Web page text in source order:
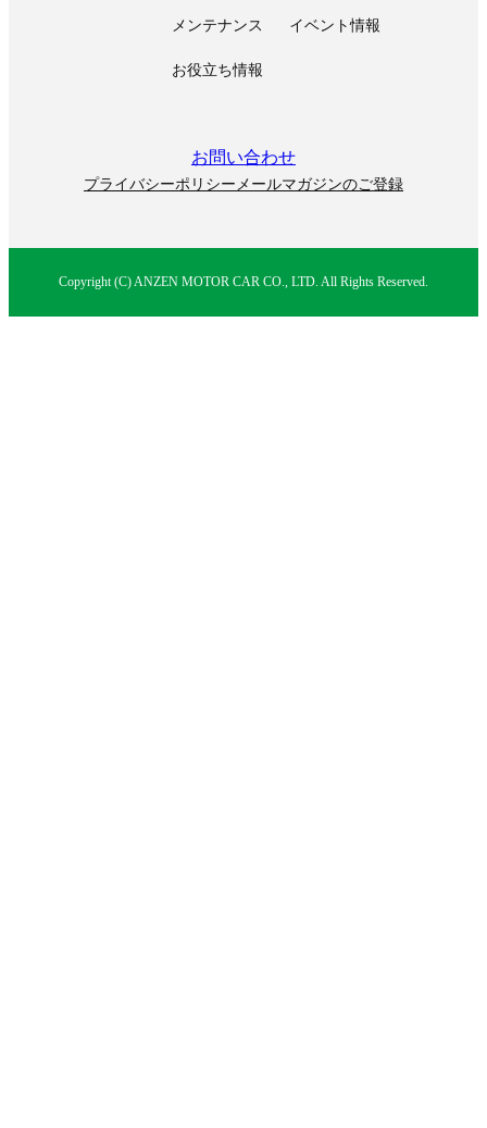
メンテナンス イベント情報
お役立ち情報
お問い合わせ
プライバシーポリシー メールマガジンのご登録
Copyright (C) ANZEN MOTOR CAR CO., LTD. All Rights Reserved.